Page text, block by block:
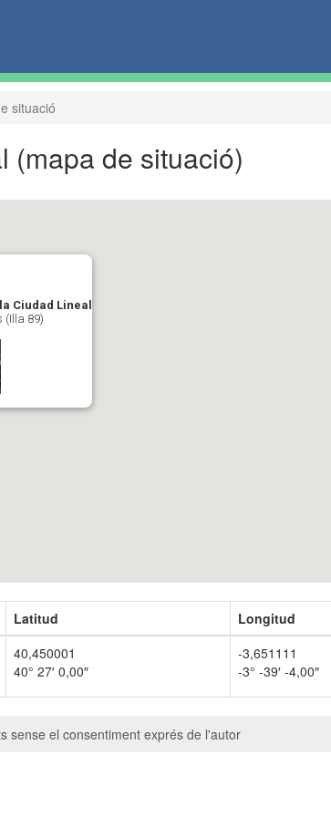
situació
(mapa de situació)
Ciudad Lineal
(Illa 89)
Latitud
Longitud
40,450001
40° 27′ 0,00″
-3,651111
-3° -39′ -4,00″
sense el consentiment exprés de l'autor